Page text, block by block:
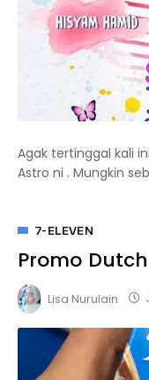
Agak tertinggal kali
Astro ni . Mungkin
7-ELEVEN
Promo
Lisa Nurulain